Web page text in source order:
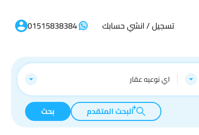
تسجيل / انشي حسابك 01515838384
اي نوعيه عقار
البحث المتقدم بحث